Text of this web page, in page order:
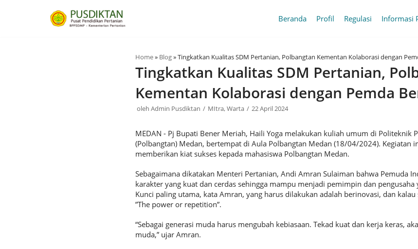
Beranda Profil Regulasi Informasi
Home» Blog»Tingkatkan Kualitas SDM Pertanian, Polbangtan Kementan Kolaborasi dengan
Tingkatkan Kualitas SDM Pertanian,
Kementan Kolaborasi dengan Pemda
oleh Admin Pusdiktan MItra,Warta 22 April 2024
MEDAN - Pj Bupati Bener Meriah, Haili Yoga melakukan kuliah umum di Politeknik
(Polbangtan) Medan, bertempat di Aula Polbangtan Medan (18/04/2024). Kegiatan
memberikan kiat sukses kepada mahasiswa Polbangtan Medan.
Sebagaimana dikatakan Menteri Pertanian, Andi Amran Sulaiman bahwa Pemuda
karakter yang kuat dan cerdas sehingga mampu menjadi pemimpin dan pengusaha
Kunci paling utama, kata Amran, yang harus dilakukan adalah berinovasi, dan
”The power or repetition”.
“Sebagai generasi muda harus mengubah kebiasaan. Tekad kuat dan kerja keras,
muda,” ujar Amran.